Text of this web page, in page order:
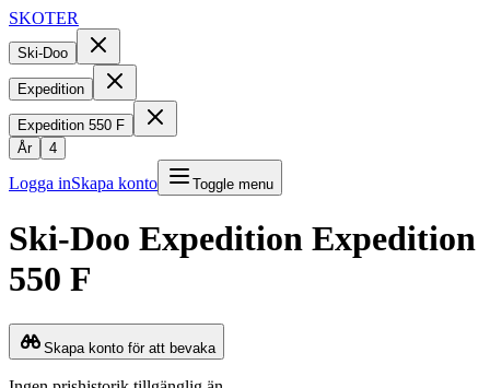
SKOTER
Ski-Doo
Expedition
Expedition 550 F
År
4
Logga inSkapa konto Toggle menu
Ski-Doo Expedition Expedition
550 F
Skapa konto för att bevaka